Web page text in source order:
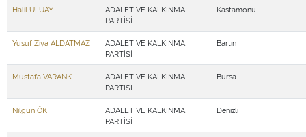
Halil ULUAY
ADALET VE KALKINMA
PARTİSİ
Kastamonu
Yusuf Ziya ALDATMAZ
ADALET VE KALKINMA
PARTİSİ
Bartın
Mustafa VARANK
ADALET VE KALKINMA
PARTİSİ
Bursa
Nilgün ÖK
ADALET VE KALKINMA
PARTİSİ
Denizli